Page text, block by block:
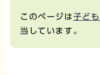
このページは子ど
当しています。